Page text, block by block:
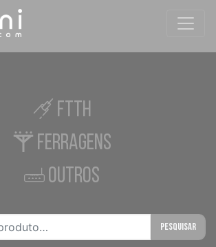
FTTH
FERRAGENS
OUTROS
Pesquisar